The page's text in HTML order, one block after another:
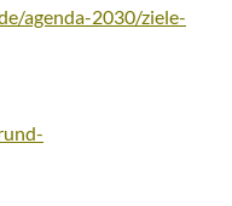
agenda-2030/ziele-